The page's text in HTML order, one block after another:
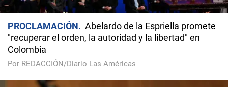
PROCLAMACIÓN
Abelardo de la Espriella promete
"recuperar el orden, la autoridad y la libertad" en
Colombia
Por REDACCIÓN/Diario Las Américas